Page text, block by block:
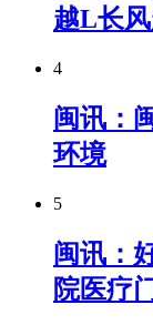
越L长
4
闽讯：
环境
5
闽讯：
院医疗